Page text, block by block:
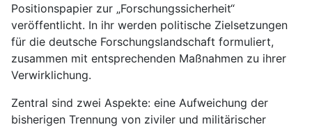
Positionspapier zur „Forschungssicherheit“
veröffentlicht. In ihr werden politische Zielsetzungen
für die deutsche Forschungslandschaft formuliert,
zusammen mit entsprechenden Maßnahmen zu ihrer
Verwirklichung.
Zentral sind zwei Aspekte: eine Aufweichung der
bisherigen Trennung von ziviler und militärischer